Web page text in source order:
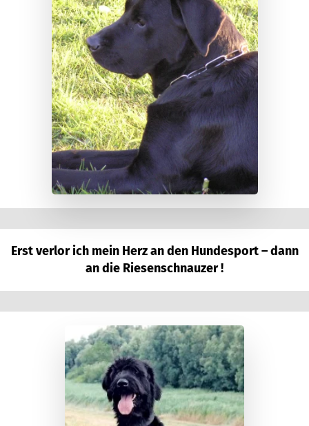
Erst verlor ich mein Herz an den Hundesport – dann
an die Riesenschnauzer !